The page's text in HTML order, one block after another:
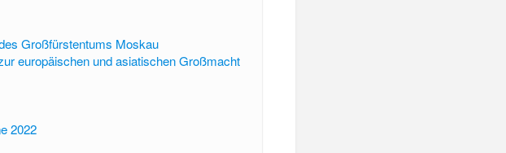
Großfürstentums Moskau
europäischen und asiatischen Großmacht
2022